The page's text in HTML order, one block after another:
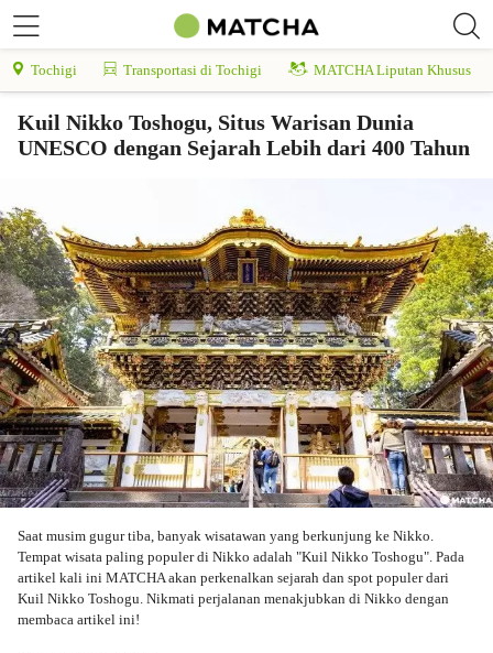
Tochigi Transportasi di Tochigi MATCHA Liputan Khusus
Kuil Nikko Toshogu, Situs Warisan Dunia
UNESCO dengan Sejarah Lebih dari 400 Tahun
Saat musim gugur tiba, banyak wisatawan yang berkunjung ke Nikko.
Tempat wisata paling populer di Nikko adalah "Kuil Nikko Toshogu". Pada
artikel kali ini MATCHA akan perkenalkan sejarah dan spot populer dari
Kuil Nikko Toshogu. Nikmati perjalanan menakjubkan di Nikko dengan
membaca artikel ini!